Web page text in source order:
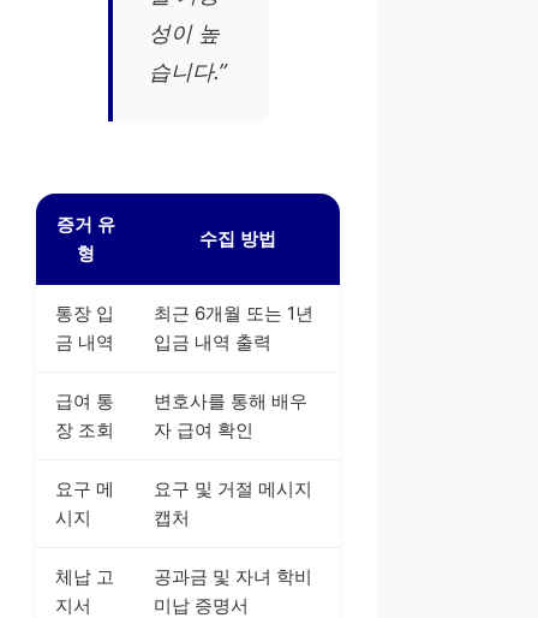
성이 높
습니다.”
증거 유
형
수집 방법
통장 입
금 내역
최근 6개월 또는 1년
입금 내역 출력
급여 통
장 조회
변호사를 통해 배우
자 급여 확인
요구 메
시지
요구 및 거절 메시지
캡처
체납 고
지서
공과금 및 자녀 학비
미납 증명서